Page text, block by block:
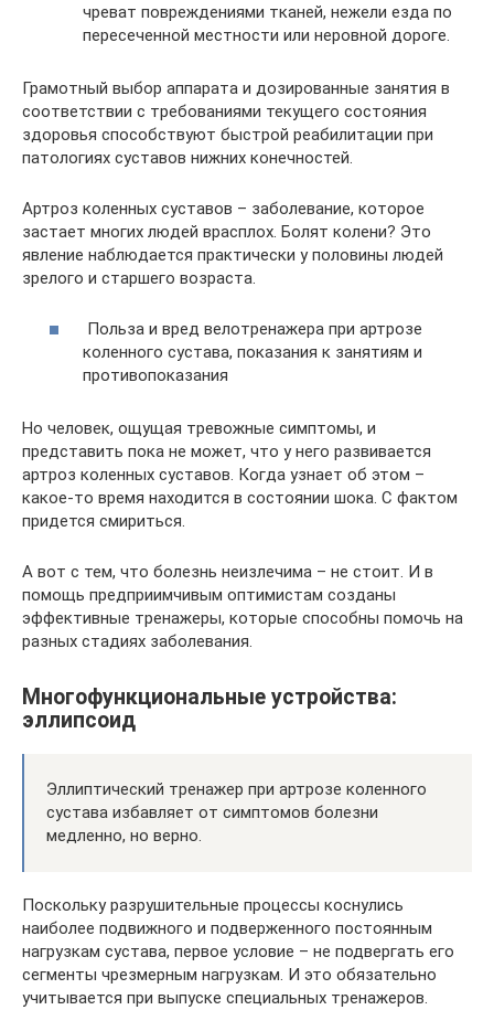
чреват повреждениями тканей, нежели езда по
пересеченной местности или неровной дороге.
Грамотный выбор аппарата и дозированные занятия в
соответствии с требованиями текущего состояния
здоровья способствуют быстрой реабилитации при
патологиях суставов нижних конечностей.
Артроз коленных суставов – заболевание, которое
застает многих людей врасплох. Болят колени? Это
явление наблюдается практически у половины людей
зрелого и старшего возраста.
Польза и вред велотренажера при артрозе
коленного сустава, показания к занятиям и
противопоказания
Но человек, ощущая тревожные симптомы, и
представить пока не может, что у него развивается
артроз коленных суставов. Когда узнает об этом –
какое-то время находится в состоянии шока. С фактом
придется смириться.
А вот с тем, что болезнь неизлечима – не стоит. И в
помощь предприимчивым оптимистам созданы
эффективные тренажеры, которые способны помочь на
разных стадиях заболевания.
Многофункциональные устройства:
эллипсоид
Эллиптический тренажер при артрозе коленного
сустава избавляет от симптомов болезни
медленно, но верно.
Поскольку разрушительные процессы коснулись
наиболее подвижного и подверженного постоянным
нагрузкам сустава, первое условие – не подвергать его
сегменты чрезмерным нагрузкам. И это обязательно
учитывается при выпуске специальных тренажеров.